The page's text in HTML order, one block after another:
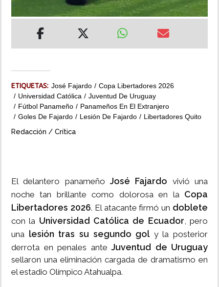
ETIQUETAS: José Fajardo
Copa Libertadores 2026
Universidad Católica
Juventud De Uruguay
Fútbol Panameño
Panameños En El Extranjero
Goles De Fajardo
Lesión De Fajardo Libertadores Quito
Redacción / Crítica
El delantero panameño José Fajardo vivió una
noche tan brillante como dolorosa en la Copa
Libertadores 2026. El atacante firmó un doblete
con la Universidad Católica de Ecuador, pero
una lesión tras su segundo goly la posterior
derrota en penales ante Juventud de Uruguay
sellaron una eliminación cargada de dramatismo en
el estadio Olímpico Atahualpa.